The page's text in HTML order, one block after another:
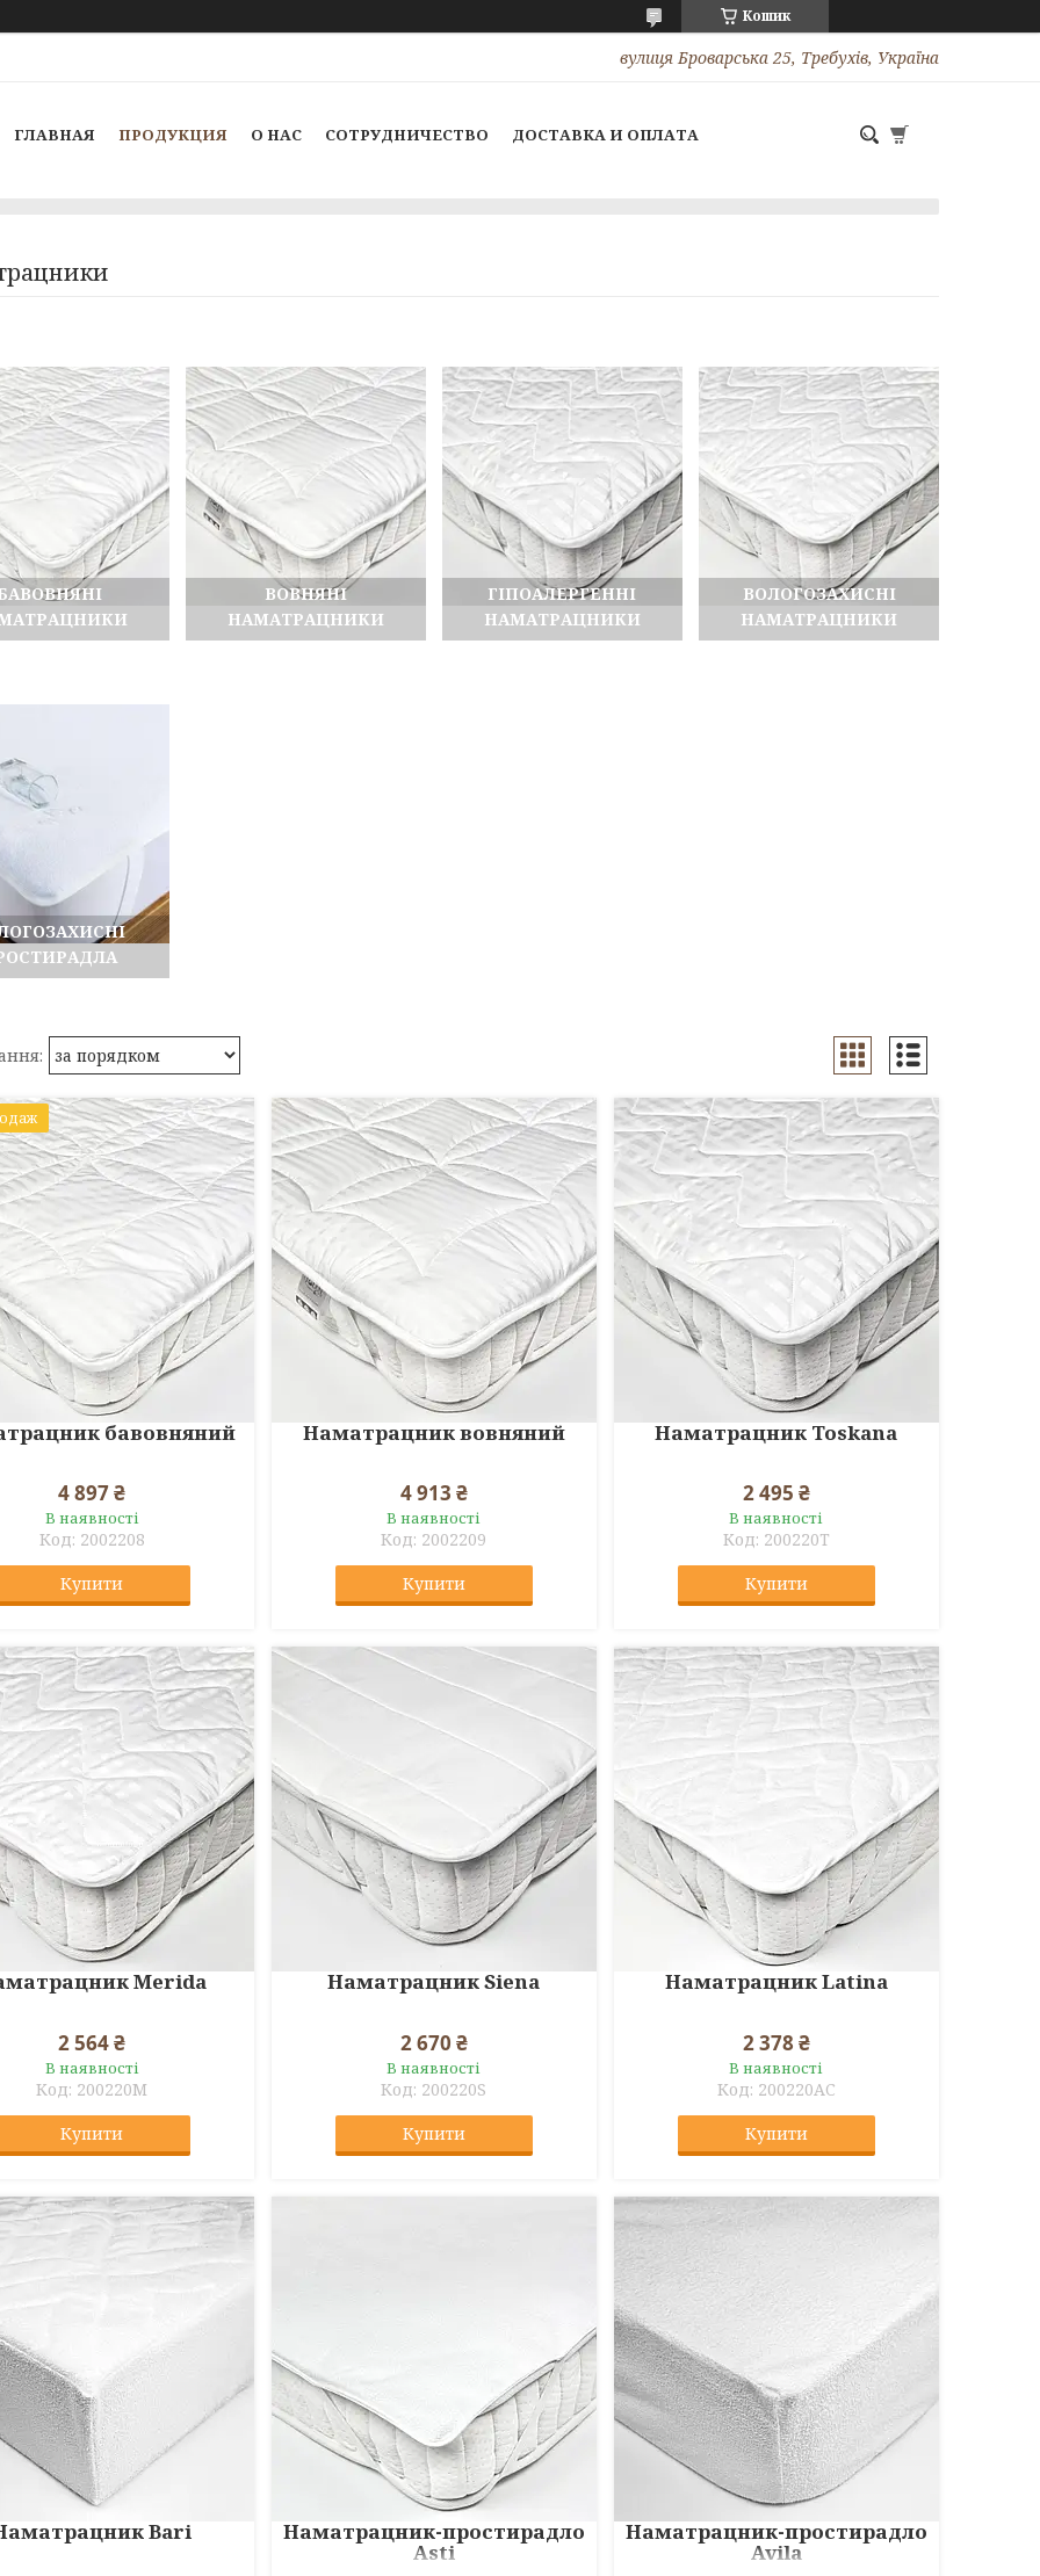
Кошик
вулиця Броварська 25, Требухів, Україна
ГЛАВНАЯ ПРОДУКЦИЯ О НАС СОТРУДНИЧЕСТВО ДОСТАВКА И ОПЛАТА
ВОВНЯНІ
НАМАТРАЦНИКИ
ГІПОАЛЕРГЕННІ
НАМАТРАЦНИКИ
ВОЛОГОЗАХИСНІ
НАМАТРАЦНИКИ
бавовняний
4 897 ₴
В наявності
2002208
Купити
Наматрацник вовняний
4 913 ₴
В наявності
2002209
Купити
Наматрацник Toskana
2 495 ₴
В наявності
200220T
Купити
Merida
2 564 ₴
В наявності
200220M
Купити
Наматрацник Siena
2 670 ₴
В наявності
200220S
Купити
Наматрацник Latina
2 378 ₴
В наявності
200220AC
Купити
Bari Наматрацник-простирадло
Asti
Наматрацник-простирадло
Avila